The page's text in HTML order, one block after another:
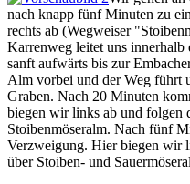
nach knapp fünf Minuten zu
rechts ab (Wegweiser
Karrenweg leitet uns innerhalb
sanft aufwärts bis zur
Alm vorbei und der Weg führt
Graben. Nach 20 Minuten
biegen wir links ab und folgen
Stoibenmöseralm. Nach fünf
Verzweigung. Hier biegen wir
über Stoiben- und